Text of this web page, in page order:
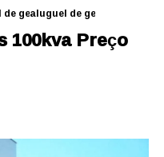
gerador 500 kva campo belo
aluguel de geradores
100kva Preço